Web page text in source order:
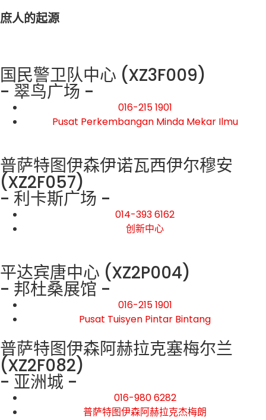
庶人的起源
国民警卫队中心 (XZ3F009)
- 翠鸟广场 -
016-215 1901
Pusat Perkembangan Minda Mekar Ilmu
普萨特图伊森伊诺瓦西伊尔穆安
(XZ2F057)
- 利卡斯广场 -
014-393 6162
创新中心
平达宾唐中心 (XZ2P004)
- 邦杜桑展馆 -
016-215 1901
Pusat Tuisyen Pintar Bintang
普萨特图伊森阿赫拉克塞梅尔兰
(XZ2F082)
- 亚洲城 -
016-980 6282
普萨特图伊森阿赫拉克杰梅朗